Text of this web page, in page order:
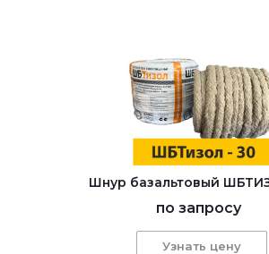
Шнур базальтовый
по запросу
Узнать цену